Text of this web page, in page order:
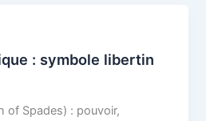
: symbole libertin
of Spades) : pouvoir,